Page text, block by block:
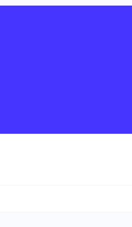
menudo
como en las
explorando
aspectos
historias de